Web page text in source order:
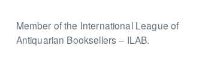
Member of the International League of
Antiquarian Booksellers – ILAB.